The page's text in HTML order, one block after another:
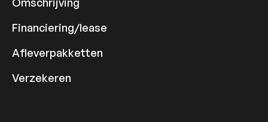
Financiering/lease
Afleverpakketten
Verzekeren